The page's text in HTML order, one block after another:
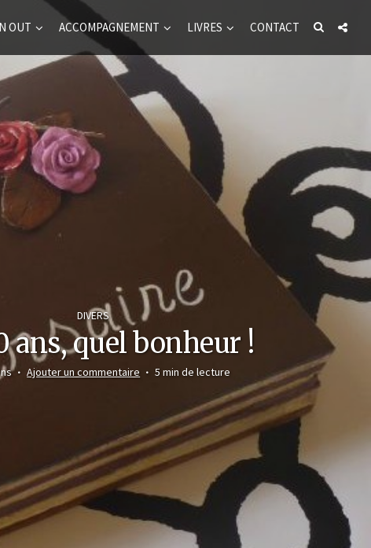
OUT ACCOMPAGNEMENT LIVRES CONTACT
DIVERS
ans, quel bonheur !
Ajouter un commentaire 5 min de lecture